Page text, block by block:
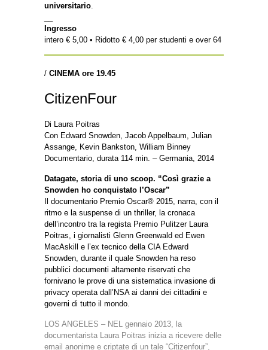
universitario
Ingresso
intero € 5,00 • Ridotto € 4,00 per studenti e over 64
/ CINEMA ore 19.45
CitizenFour
Di Laura Poitras
Con Edward Snowden, Jacob Appelbaum, Julian
Assange, Kevin Bankston, William Binney
Documentario, durata 114 min. – Germania, 2014
Datagate, storia di uno scoop. “Così grazie a
Snowden ho conquistato l’Oscar”
Il documentario Premio Oscar® 2015, narra, con il
ritmo e la suspense di un thriller, la cronaca
dell’incontro tra la regista Premio Pulitzer Laura
Poitras, i giornalisti Glenn Greenwald ed Ewen
MacAskill e l’ex tecnico della CIA Edward
Snowden, durante il quale Snowden ha reso
pubblici documenti altamente riservati che
fornivano le prove di una sistematica invasione di
privacy operata dall’NSA ai danni dei cittadini e
governi di tutto il mondo.
LOS ANGELES – NEL gennaio 2013, la
documentarista Laura Poitras inizia a ricevere delle
email anonime e criptate di un tale “Citizenfour”,